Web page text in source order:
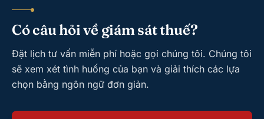
Có câu hỏi về giám sát thuế?
Đặt lịch tư vấn miễn phí hoặc gọi chúng tôi. Chúng tôi
sẽ xem xét tình huống của bạn và giải thích các lựa
chọn bằng ngôn ngữ đơn giản.